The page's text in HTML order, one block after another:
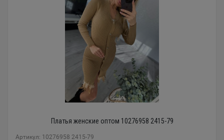
Платья женские оптом 10276958 2415-79
Артикул: 10276958 2415-79